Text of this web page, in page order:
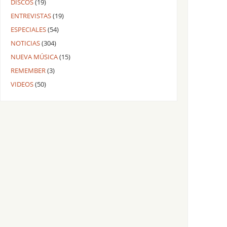
DISCOS(19)
ENTREVISTAS(19)
ESPECIALES(54)
NOTICIAS(304)
NUEVA MÚSICA(15)
REMEMBER(3)
VIDEOS(50)